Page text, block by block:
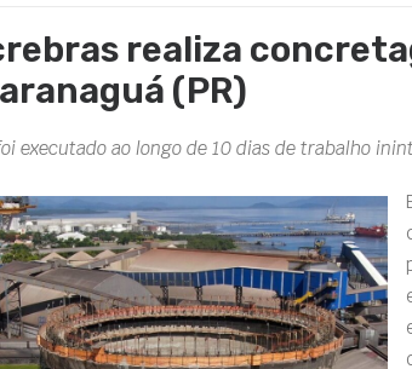
realiza
(PR)
executado ao longo de 10 dias de trabalho